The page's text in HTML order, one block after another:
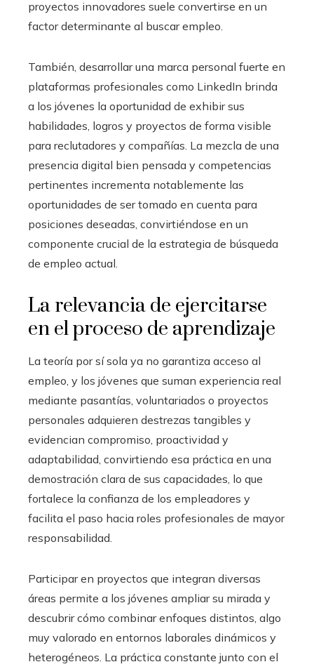
proyectos innovadores suele convertirse en un
factor determinante al buscar empleo.
También, desarrollar una marca personal fuerte en
plataformas profesionales como LinkedIn brinda
a los jóvenes la oportunidad de exhibir sus
habilidades, logros y proyectos de forma visible
para reclutadores y compañías. La mezcla de una
presencia digital bien pensada y competencias
pertinentes incrementa notablemente las
oportunidades de ser tomado en cuenta para
posiciones deseadas, convirtiéndose en un
componente crucial de la estrategia de búsqueda
de empleo actual.
La relevancia de ejercitarse
en el proceso de aprendizaje
La teoría por sí sola ya no garantiza acceso al
empleo, y los jóvenes que suman experiencia real
mediante pasantías, voluntariados o proyectos
personales adquieren destrezas tangibles y
evidencian compromiso, proactividad y
adaptabilidad, convirtiendo esa práctica en una
demostración clara de sus capacidades, lo que
fortalece la confianza de los empleadores y
facilita el paso hacia roles profesionales de mayor
responsabilidad.
Participar en proyectos que integran diversas
áreas permite a los jóvenes ampliar su mirada y
descubrir cómo combinar enfoques distintos, algo
muy valorado en entornos laborales dinámicos y
heterogéneos. La práctica constante junto con el